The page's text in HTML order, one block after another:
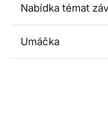
Nabídka témat
Umáčka